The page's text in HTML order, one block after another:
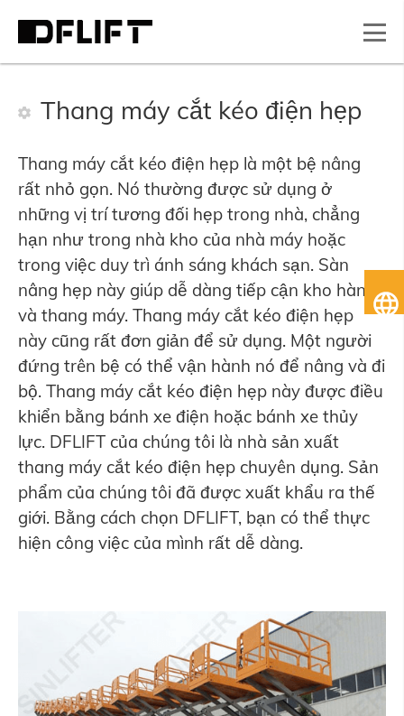
Thang máy cắt kéo điện hẹp
Thang máy cắt kéo điện hẹp là một bệ nâng
rất nhỏ gọn. Nó thường được sử dụng ở
những vị trí tương đối hẹp trong nhà, chẳng
hạn như trong nhà kho của nhà máy hoặc
trong việc duy trì ánh sáng khách sạn. Sàn
nâng hẹp này giúp dễ dàng tiếp cận kho hàng
và thang máy. Thang máy cắt kéo điện hẹp
này cũng rất đơn giản để sử dụng. Một người
đứng trên bệ có thể vận hành nó để nâng và đi
bộ. Thang máy cắt kéo điện hẹp này được điều
khiển bằng bánh xe điện hoặc bánh xe thủy
lực. DFLIFT của chúng tôi là nhà sản xuất
thang máy cắt kéo điện hẹp chuyên dụng. Sản
phẩm của chúng tôi đã được xuất khẩu ra thế
giới. Bằng cách chọn DFLIFT, bạn có thể thực
hiện công việc của mình rất dễ dàng.